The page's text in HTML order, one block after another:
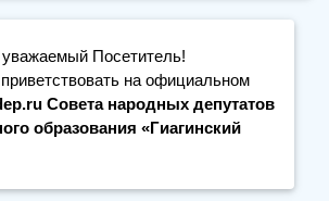
Посетитель!
на официальном
Совета народных депутатов
образования «Гиагинский